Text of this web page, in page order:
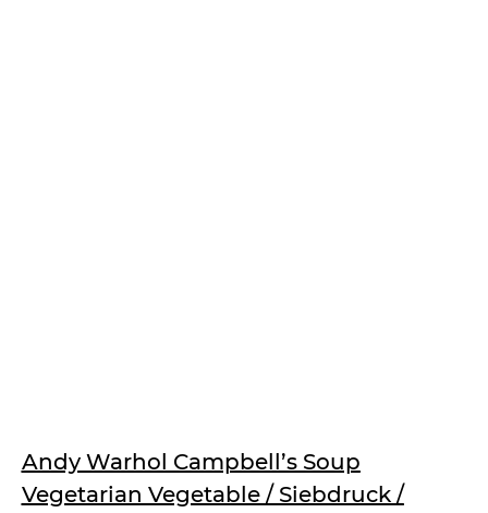
Andy Warhol Campbell’s Soup
Vegetarian Vegetable / Siebdruck /